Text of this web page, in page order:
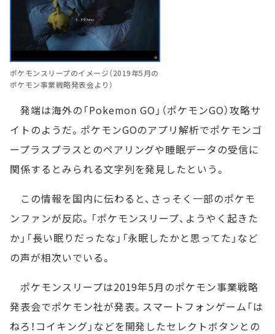
ポケモンスリープのイメージ（2019年5月の
ポケモン事業戦略発表会より）
発端は海外の「Pokemon GO」（ポケモンGO）攻略サ
イトのようだ。ポケモンGOのアプリ解析でポケモンゴ
ープラスプラスとのペアリングや睡眠データの受信に
関係するとみられる文字列を発見したという。
この情報を国内に伝わると、さっそく一部のポケモ
ンファンが反応。「ポケモンスリープ、ようやく起きた
か」「長い眠りだったな」「永眠したかと思ってた」など
の声が相次いでいる。
ポケモンスリープは2019年5月のポケモン事業戦略
発表会でポケモン社が発表。スマートフォンゲーム「は
ねろ！コイキング」などを開発したセレクトボタンとの